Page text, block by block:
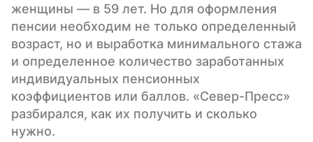
женщины — в 59 лет. Но для оформления
пенсии необходим не только определенный
возраст, но и выработка минимального стажа
и определенное количество заработанных
индивидуальных пенсионных
коэффициентов или баллов. «Север-Пресс»
разбирался, как их получить и сколько
нужно.